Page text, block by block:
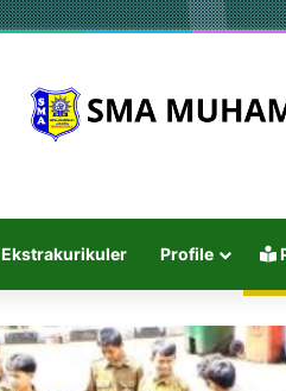
Ekstrakurikuler Profile